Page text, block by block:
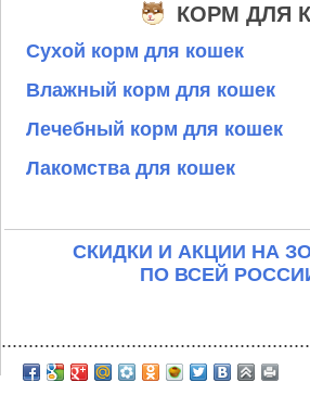
КОРМ ДЛЯ
Сухой корм для кошек
Влажный корм для кошек
Лечебный корм для кошек
Лакомства для кошек
СКИДКИ И АКЦИИ НА
ПО ВСЕЙ